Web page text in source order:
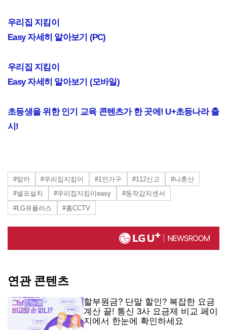
우리집 지킴이
Easy자세히 알아보기 (PC)
우리집 지킴이
Easy자세히 알아보기 (모바일)
초등생을 위한 인기 교육 콘텐츠가 한 곳에! U+초등나라 출
시!
#맘카 #우리집지킴이 #1인가구 #112신고
#나혼산
#셀프설치
#우리집지킴이easy
#동작감지센서
#LG유플러스
#홈CCTV
연관 콘텐츠
할부원금? 단말 할인? 복잡한 요금
계산 끝! 통신 3사 요금제 비교 페이
지에서 한눈에 확인하세요